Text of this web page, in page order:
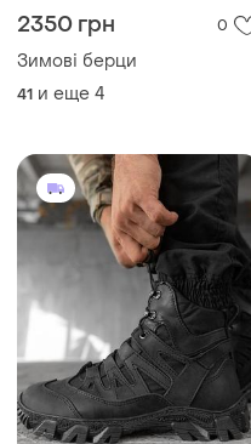
2350 грн 0
Зимові берци
41 и еще 4